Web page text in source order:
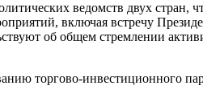
ведомств двух стран,
включая встречу
об общем стремлении
торгово-инвестиционного